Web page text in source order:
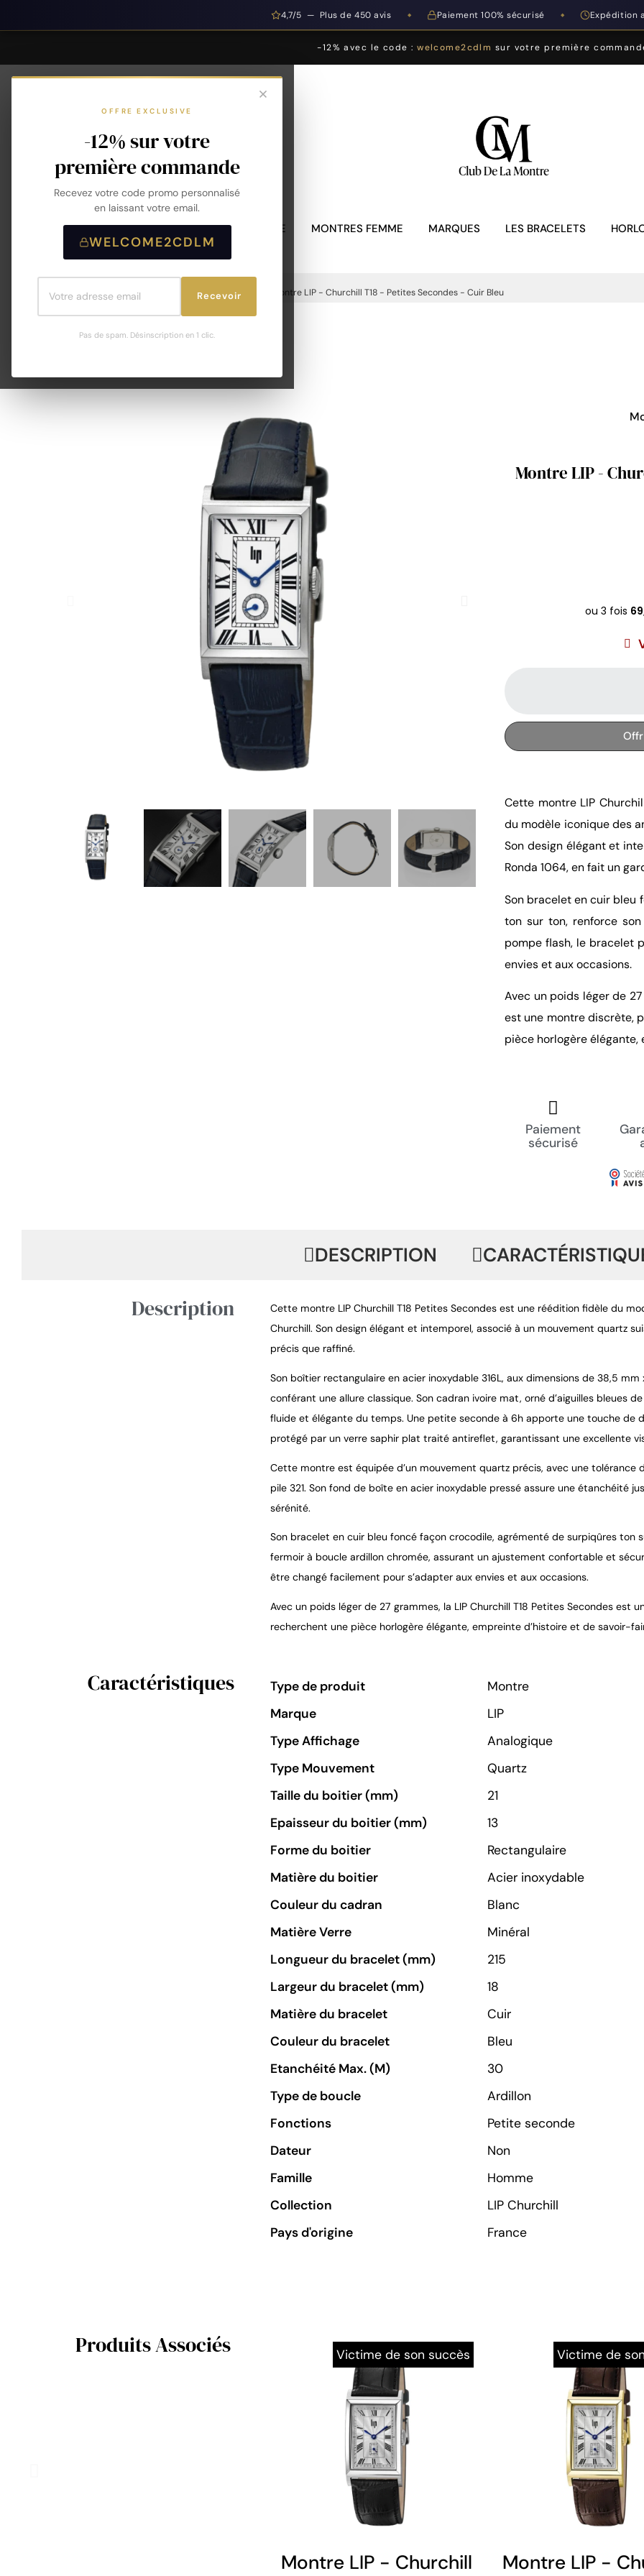
4,7/5 — Plus de 450 avis ◆ Paiement 100% sécurisé ◆ Expédition
-12% avec le code :welcome2cdlm sur votre première
OFFRE EXCLUSIVE
-12% sur votre
première commande
Recevez votre code promo personnalisé
en laissant votre email.
WELCOME2CDLM
Recevoir
Pas de spam. Désinscription en 1 clic.
MONTRES HOMME MONTRES FEMME MARQUES LES BRACELETS
Accueil Montres Montres Homme Montre LIP - Churchill T18 - Petites Secondes - Cuir Bleu
Montre LIP -
Cette montre LIP
du modèle iconique des
Son design élégant et
Ronda 1064, en fait un
Son bracelet en cuir bleu
ton sur ton, renforce
pompe flash, le bracelet
envies et aux occasions.
Avec un poids léger de
est une montre discrète,
pièce horlogère
Paiement
sécurisé
DESCRIPTION
Description
Cette montre LIP Churchill T18 Petites Secondes est une réédition fidèle du
Churchill. Son design élégant et intemporel, associé à un mouvement quartz
précis que raffiné.
Son boîtier rectangulaire en acier inoxydable 316L, aux dimensions de 38,5
conférant une allure classique. Son cadran ivoire mat, orné d’aiguilles bleues
fluide et élégante du temps. Une petite seconde à 6h apporte une touche de
protégé par un verre saphir plat traité antireflet, garantissant une excellente
Cette montre est équipée d’un mouvement quartz précis, avec une
pile 321. Son fond de boîte en acier inoxydable pressé assure une étanchéité
sérénité.
Son bracelet en cuir bleu foncé façon crocodile, agrémenté de surpiqûres ton
fermoir à boucle ardillon chromée, assurant un ajustement confortable et
être changé facilement pour s’adapter aux envies et aux occasions.
Avec un poids léger de 27 grammes, la LIP Churchill T18 Petites Secondes
recherchent une pièce horlogère élégante, empreinte d’histoire et de savoir-
Caractéristiques Type de produit
Montre
Marque
LIP
Type Affichage
Analogique
Type Mouvement
Quartz
Taille du boitier (mm)
21
Epaisseur du boitier (mm)
13
Forme du boitier
Rectangulaire
Matière du boitier
Acier inoxydable
Couleur du cadran
Blanc
Matière Verre
Minéral
Longueur du bracelet (mm)
215
Largeur du bracelet (mm)
18
Matière du bracelet
Cuir
Couleur du bracelet
Bleu
Etanchéité Max. (M)
30
Type de boucle
Ardillon
Fonctions
Petite seconde
Dateur
Non
Famille
Homme
Collection
LIP Churchill
Pays d'origine
France
Produits Associés Victime de son succès
Montre LIP - Churchill T24 - Cadran
Victime de
Montre LIP -